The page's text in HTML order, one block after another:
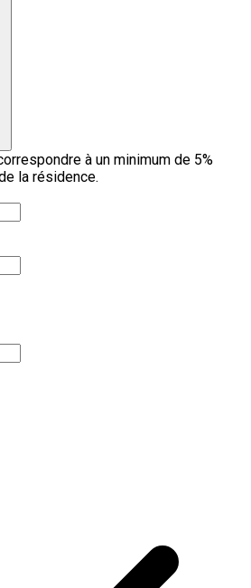
à un minimum de 5%
la résidence.